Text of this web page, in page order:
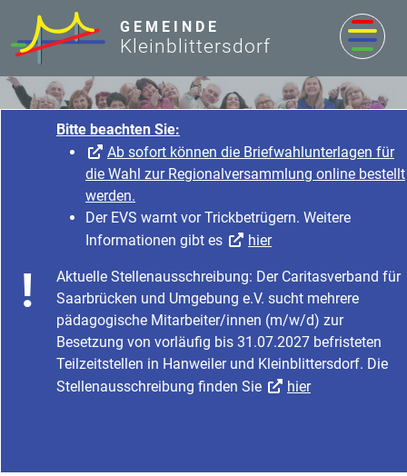
Bitte beachten Sie:
Ab sofort können die Briefwahlunterlagen für
die Wahl zur Regionalversammlung online bestellt
werden.
Der EVS warnt vor Trickbetrügern. Weitere
Informationen gibt es
hier
Aktuelle Stellenausschreibung: Der Caritasverband für
Saarbrücken und Umgebung e.V. sucht mehrere
pädagogische Mitarbeiter/innen (m/w/d) zur
Besetzung von vorläufig bis 31.07.2027 befristeten
Teilzeitstellen in Hanweiler und Kleinblittersdorf. Die
Stellenausschreibung finden Sie
hier
GEMEINDE
Kleinblittersdorf
Tourismus & Kultur
Startseite
Tourismus & Freizeit
Vereine und